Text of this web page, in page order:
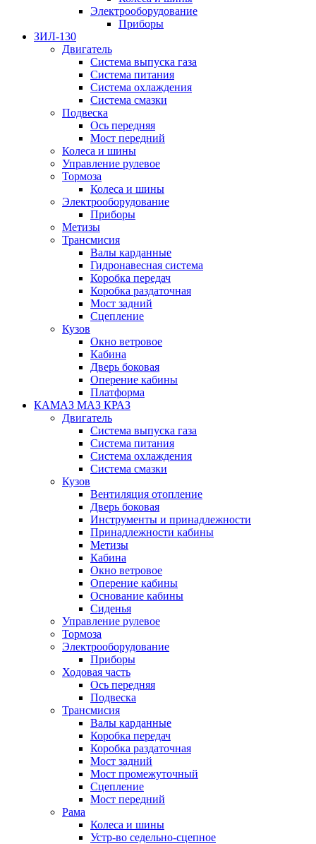
Электрооборудование
Приборы
ЗИЛ-130
Двигатель
Система выпуска газа
Система питания
Система охлаждения
Система смазки
Подвеска
Ось передняя
Мост передний
Колеса и шины
Управление рулевое
Тормоза
Колеса и шины
Электрооборудование
Приборы
Метизы
Трансмисия
Валы карданные
Гидронавесная система
Коробка передач
Коробка раздаточная
Мост задний
Сцепление
Кузов
Окно ветровое
Кабина
Дверь боковая
Оперение кабины
Платформа
КАМАЗ МАЗ КРАЗ
Двигатель
Система выпуска газа
Система питания
Система охлаждения
Система смазки
Кузов
Вентиляция отопление
Дверь боковая
Инструменты и принадлежности
Принадлежности кабины
Метизы
Кабина
Окно ветровое
Оперение кабины
Основание кабины
Сиденья
Управление рулевое
Тормоза
Электрооборудование
Приборы
Ходовая часть
Ось передняя
Подвеска
Трансмисия
Валы карданные
Коробка передач
Коробка раздаточная
Мост задний
Мост промежуточный
Сцепление
Мост передний
Рама
Колеса и шины
Устр-во седельно-сцепное